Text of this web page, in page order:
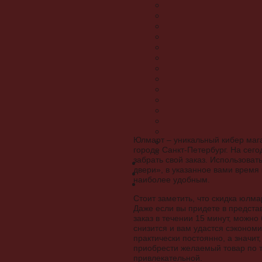
Юлмарт – уникальный кибер
городе Санкт-Петербург. На
забрать свой заказ.
двери», в указанное вами
наиболее удобным.
Стоит заметить, что скидка
Даже если вы придете в
заказ в течении 15 минут,
снизится и вам удастся
практически постоянно, а
приобрести желаемый товар по
привлекательной.